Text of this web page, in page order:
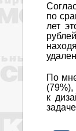
по
лет
По
к